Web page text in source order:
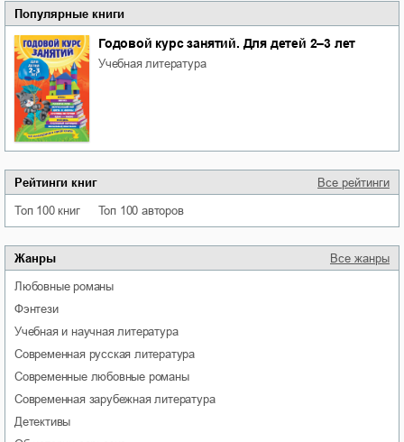
Популярные книги
Годовой курс занятий. Для детей 2–3 лет
учебная литература
Рейтинги книг Все рейтинги
Топ 100 книг Топ 100 авторов
Жанры Все жанры
любовные романы
фэнтези
учебная и научная литература
современная русская литература
современные любовные романы
современная зарубежная литература
детективы